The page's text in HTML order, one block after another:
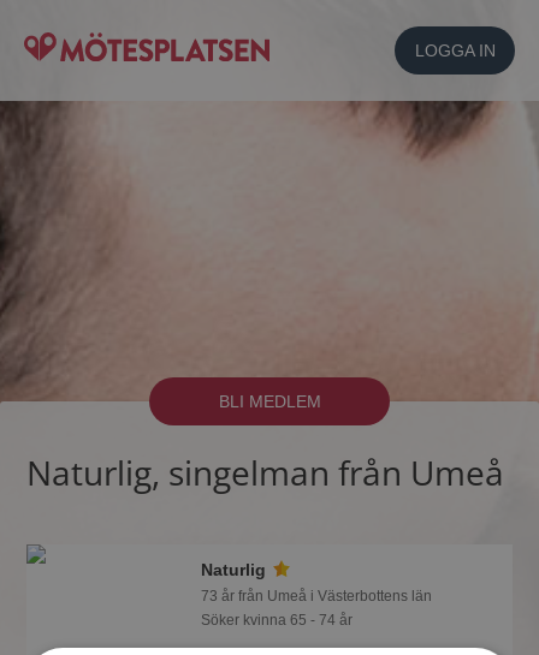
LOGGA IN
BLI MEDLEM
Naturlig, singelman från Umeå
Naturlig
73 år från Umeå i Västerbottens län
Söker kvinna 65 - 74 år